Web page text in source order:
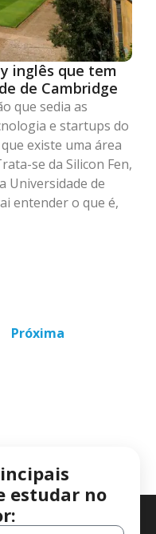
inglês que tem
de Cambridge
que sedia as
e startups do
existe uma área
se da Silicon Fen,
Universidade de
entender o que é,
Próxima
estudar no